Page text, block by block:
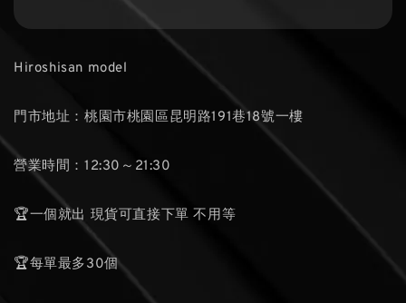
Hiroshisan model
門市地址：桃園市桃園區昆明路191巷18號一樓
營業時間：12:30～21:30
🏆一個就出 現貨可直接下單 不用等
🏆每單最多30個